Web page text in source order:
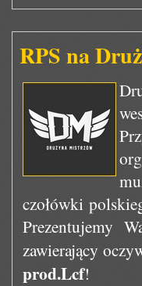
RPS na
czołówki
Prezentujemy
zawierający
prod.Lcf!